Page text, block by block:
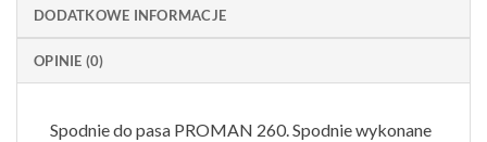
DODATKOWE INFORMACJE
OPINIE (0)
Spodnie do pasa PROMAN 260. Spodnie wykonane